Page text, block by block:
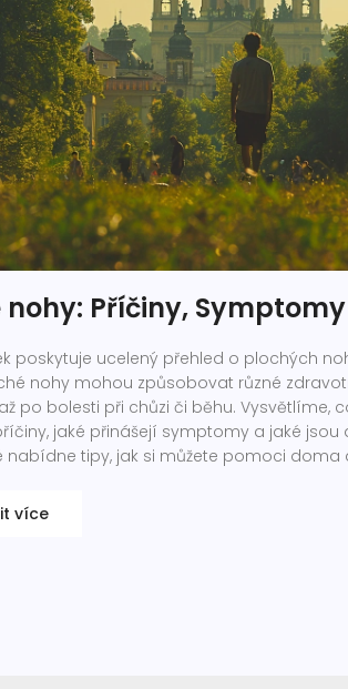
nohy: Příčiny,
poskytuje ucelený přehled o plochých
nohy mohou způsobovat různé
po bolesti při chůzi či běhu. Vysvětlíme,
jaké přinášejí symptomy a jaké
nabídne tipy, jak si můžete pomoci doma
více